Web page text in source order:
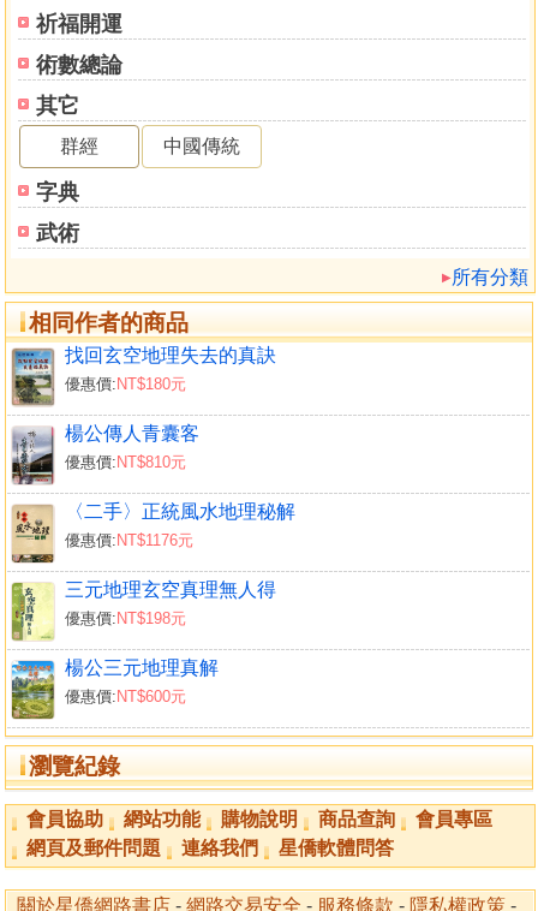
祈福開運
術數總論
其它
群經 中國傳統
字典
武術
所有分類
相同作者的商品
找回玄空地理失去的真訣
優惠價: NT$180元
楊公傳人青囊客
優惠價: NT$810元
〈二手〉正統風水地理秘解
優惠價: NT$1176元
三元地理玄空真理無人得
優惠價: NT$198元
楊公三元地理真解
優惠價: NT$600元
瀏覽紀錄
還元
第七章 平洋金口訣
第八章 問答題
正德堂玄空地理測驗
第九章 贈釋地理冰海摘要
論五勤、摘自增釋地種冰海
論五不可蟦傳
千金難買一笑歡
兼卦
第十一章 真龍正穴考察評鑑
關廟獅頭山簡
關廟大潭埤蘆穴簡介
關廟深坑平楊結穴大地簡介
關廟水注天心正穴大地簡介
玉井烏鴉落田觚簡介
玉井鷹仔穴簡介
會員協助 網站功能 購物說明 商品查詢
會員專區
網頁及郵件問題
連絡我們 星僑軟體問答
關於星僑網路書店 - 網路交易安全 - 服務條款 - 隱私權政策 -